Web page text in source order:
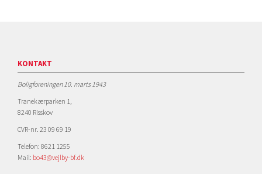
KONTAKT
Boligforeningen 10. marts 1943
Tranekærparken 1,
8240 Risskov
CVR-nr. 23 09 69 19
Telefon: 8621 1255
Mail: bo43@vejlby-bf.dk